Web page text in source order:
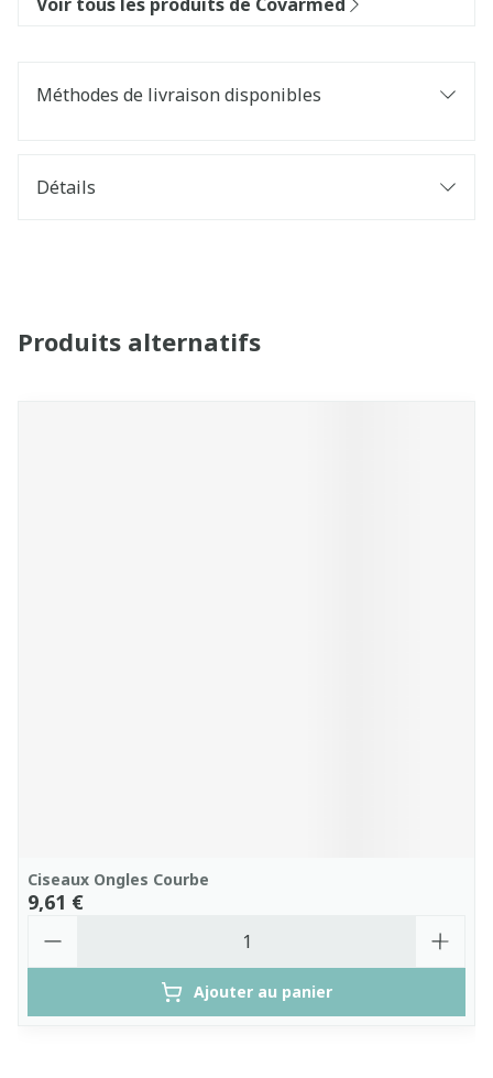
Méthodes de livraison disponibles
Détails
Produits alternatifs
Ciseaux Ongles Courbe
9,61 €
Ajouter au panier